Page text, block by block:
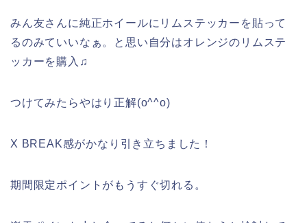
みん友さんに純正ホイールにリムステッカーを貼って
るのみていいなぁ。と思い自分はオレンジのリムステ
ッカーを購入♫
つけてみたらやはり正解(o^^o)
X BREAK感がかなり引き立ちました！
期間限定ポイントがもうすぐ切れる。